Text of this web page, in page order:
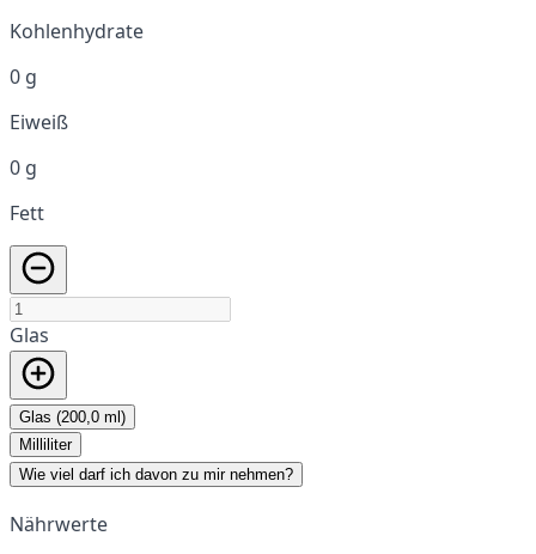
Kohlenhydrate
0 g
Eiweiß
0 g
Fett
Glas
Glas (200,0 ml)
Milliliter
Wie viel darf ich davon zu mir nehmen?
Nährwerte